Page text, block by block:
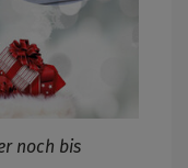
noch bis